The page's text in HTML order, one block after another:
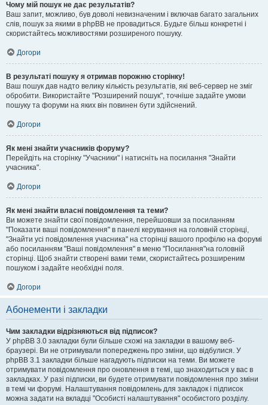
Чому мій пошук не дає результатів?
Ваш запит, можливо, був доволі невизначеним і включав багато загальних
слів, пошук за якими в phpBB не провадиться. Будьте більш конкретні і
скористайтесь можливостями розширеного пошуку.
Догори
В результаті пошуку я отримав порожню сторінку!
Ваш пошук дав надто велику кількість результатів, які веб-сервер не зміг
обробити. Використайте "Розширений пошук", точніше задайте умови
пошуку та форуми на яких він повинен бути здійснений.
Догори
Як мені знайти учасників форуму?
Перейдіть на сторінку "Учасники" і натисніть на посилання "Знайти
учасника".
Догори
Як мені знайти власні повідомлення та теми?
Ви можете знайти свої повідомлення, перейшовши за посиланням
"Показати ваші повідомлення" в панелі керування на головній сторінці,
"Знайти усі повідомлення учасника" на сторінці вашого профілю на форумі
або посиланням "Ваші повідомлення" в меню "Посилання"на головній
сторінці. Щоб знайти створені вами теми, скористайтесь розширеним
пошуком і задайте необхідні поля.
Догори
Абонементи і закладки
Чим закладки відрізняються від підписок?
У phpBB 3.0 закладки були більше схожі на закладки в вашому веб-
браузері. Ви не отримували попереджень про зміни, що відбулися. У
phpBB 3.1 закладки більше нагадують підписки на теми. Ви можете
отримувати повідомлення про оновлення в темі, що знаходиться у вас в
закладках. У разі підписки, ви будете отримувати повідомлення про зміни
в темі чи форумі. Налаштування повідомлень для закладок і підписок
можна задати на вкладці "Особисті налаштування" особистого розділу.